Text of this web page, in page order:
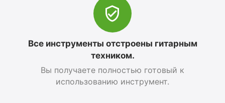
Все инструменты отстроены гитарным
техником.
Вы получаете полностью готовый к
использованию инструмент.